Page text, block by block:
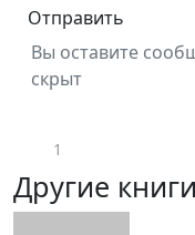
Отправить
Вы оставите
скрыт
1
Другие